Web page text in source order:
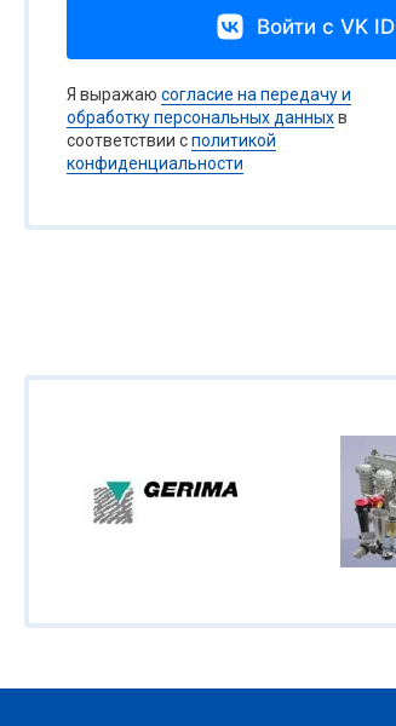
Войти с VK ID
Я выражаю согласие на передачу и
обработку персональных данныхв
соответствии сполитикой
конфиденциальности